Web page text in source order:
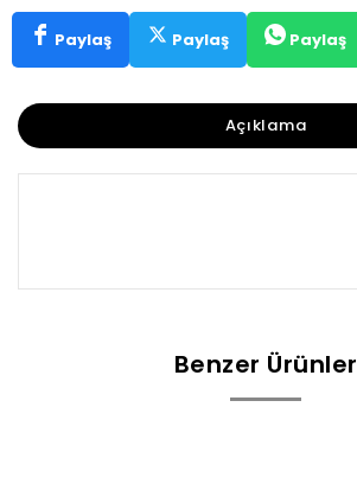
Paylaş Paylaş Paylaş
Açıklama
Benzer Ürünler